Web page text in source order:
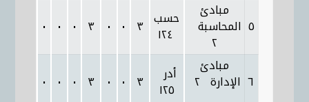
٠ ٠ ٠ ٣ ٠ ٠ ٣ حسب مبادئ
المحاسبة
٢
٥
٠ ٠ ٠ ٣ ٠ ٠ ٣ أدر
١٢٥
مبادئ
٦